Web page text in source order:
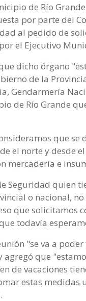
de Río
por parte del
al pedido de
el Ejecutivo
dicho órgano
de la
Gendarmería
de Río Grande
que se
el norte y desde
mercadería e
Seguridad quien
o nacional,
que solicitamos
todavía
"se va a
agregó que
de vacaciones
estas medidas